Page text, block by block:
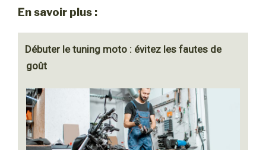
En savoir plus :
Débuter le tuning moto : évitez les fautes de
goût